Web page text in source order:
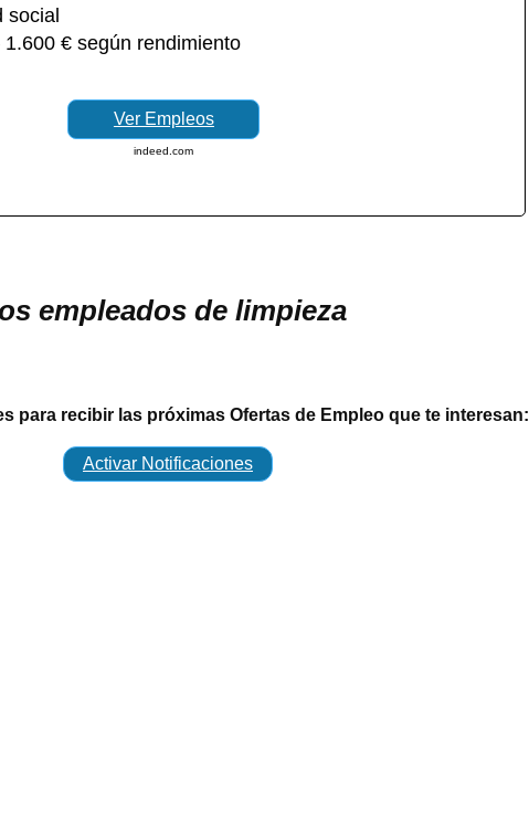
social
€ según rendimiento
Ver Empleos
indeed.com
empleados de limpieza
para recibir las próximas Ofertas de Empleo que te interesan:
Activar Notificaciones